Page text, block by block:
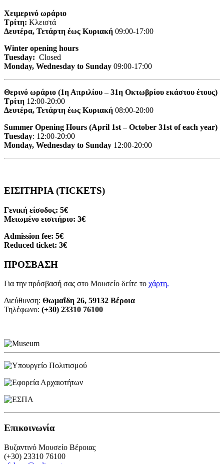
Χειμερινό ωράριο
Τρίτη: Κλειστά
Δευτέρα, Τετάρτη έως Κυριακή 09:00-17:00
Winter opening hours
Tuesday: Closed
Monday, Wednesday to Sunday 09:00-17:00
Θερινό ωράριο (1η Απριλίου – 31η Οκτωβρίου εκάστου έτους)
Τρίτη 12:00-20:00
Δευτέρα, Τετάρτη έως Κυριακή 08:00-20:00
Summer Opening Hours (April 1st – October 31st of each year)
Tuesday: 12:00-20:00
Monday, Wednesday to Sunday 12:00-20:00
ΕΙΣΙΤΗΡΙΑ (TICKETS)
Γενική είσοδος: 5€
Μειωμένο εισιτήριο: 3€
Admission fee: 5€
Reduced ticket: 3€
ΠΡΟΣΒΑΣΗ
Για την πρόσβασή σας στο Μουσείο δείτε το χάρτη.
Διεύθυνση: Θωμαΐδη 26, 59132 Βέροια
Τηλέφωνο: (+30) 23310 76100
Επικοινωνία
Βυζαντινό Μουσείο Βέροιας
(+30) 23310 76100